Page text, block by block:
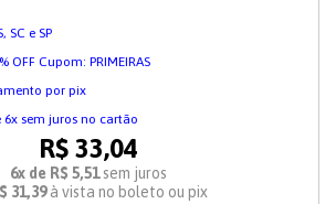
SC e SP
OFF Cupom: PRIMEIRAS
por pix
sem juros no cartão
R$ 33,04
6x de R$ 5,51 sem juros
31,39à vista no boleto ou pix